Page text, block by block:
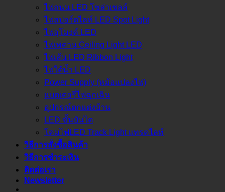
ไฟถนน LED โซล่าเชลล์
ไฟสปอร์ตไลท์ LED Spot Light
ไฟอุโมงค์ LED
ไฟเพดาน Ceiling Light LED
ไฟเส้น LED Ribbon Light
ไฟใต้น้ำ LED
Power Supply (หม้อแปลงไฟ)
แบตเตอรี่ไฟฉุกเฉิน
อุปกรณ์ตกแต่งบ้าน
LED ขั้นบันได
โคมไฟLED Track Light แทรคไลท์
วิธีการสั่งซื้อสินค้า
วิธีการชำระเงิน
ติดต่อเรา
Newsletter